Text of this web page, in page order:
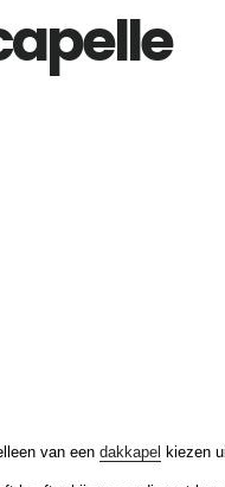
van een dakkapel kiezen